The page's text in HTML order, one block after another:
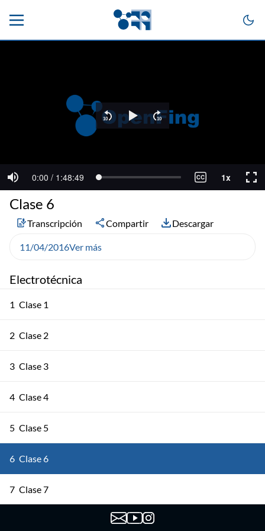
Electrotécnica
1 Clase 1
2 Clase 2
3 Clase 3
4 Clase 4
5 Clase 5
6 Clase 6
7 Clase 7
Clase 6
Transcripción Compartir Descargar
11/04/2016Ver más